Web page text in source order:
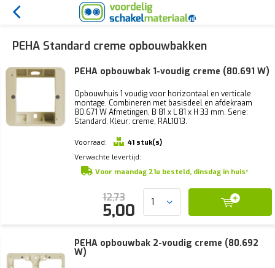
PEHA Standard creme opbouwbakken
PEHA opbouwbak 1-voudig creme (80.691 W)
Opbouwhuis 1 voudig voor horizontaal en verticale
montage. Combineren met basisdeel en afdekraam
80.671 W Afmetingen, B 81 x L 81 x H 33 mm. Serie:
Standard. Kleur: creme, RAL1013.
Voorraad:
41 stuk(s)
Verwachte levertijd:
Voor maandag 21u besteld, dinsdag in huis*
12,73
5,00
PEHA opbouwbak 2-voudig creme (80.692
W)